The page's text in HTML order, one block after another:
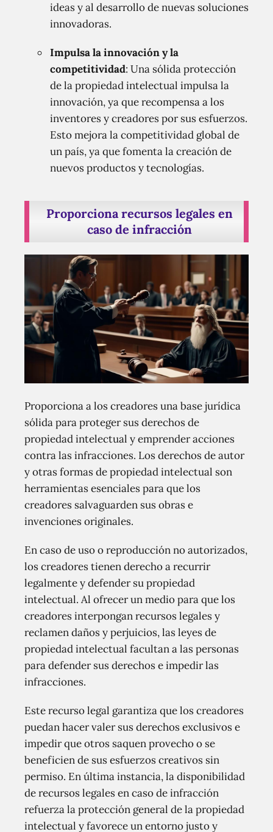
ideas y al desarrollo de nuevas soluciones
innovadoras.
Impulsa la innovación y la
competitividad: Una sólida protección
de la propiedad intelectual impulsa la
innovación, ya que recompensa a los
inventores y creadores por sus esfuerzos.
Esto mejora la competitividad global de
un país, ya que fomenta la creación de
nuevos productos y tecnologías.
Proporciona recursos legales en
caso de infracción
Proporciona a los creadores una base jurídica
sólida para proteger sus derechos de
propiedad intelectual y emprender acciones
contra las infracciones. Los derechos de autor
y otras formas de propiedad intelectual son
herramientas esenciales para que los
creadores salvaguarden sus obras e
invenciones originales.
En caso de uso o reproducción no autorizados,
los creadores tienen derecho a recurrir
legalmente y defender su propiedad
intelectual. Al ofrecer un medio para que los
creadores interpongan recursos legales y
reclamen daños y perjuicios, las leyes de
propiedad intelectual facultan a las personas
para defender sus derechos e impedir las
infracciones.
Este recurso legal garantiza que los creadores
puedan hacer valer sus derechos exclusivos e
impedir que otros saquen provecho o se
beneficien de sus esfuerzos creativos sin
permiso. En última instancia, la disponibilidad
de recursos legales en caso de infracción
refuerza la protección general de la propiedad
intelectual y favorece un entorno justo y